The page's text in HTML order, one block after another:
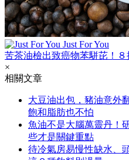
Just For You
苦茶油檢出致癌物苯駢芘！
×
相關文章
大豆油出包，豬油意外
飽和脂肪也不怕
魚油不是大腦萬靈丹！
些才是關鍵重點
待冷氣房易慢性缺水、